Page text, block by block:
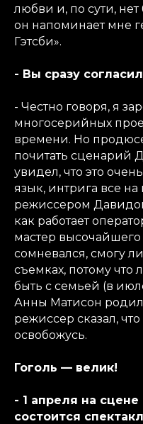
любви и, по сути,
он напоминает мне
Гэтсби».
- Вы сразу
- Честно говоря, я
многосерийных
времени. Но
почитать сценарий
увидел, что это
язык, интрига все на
режиссером
как работает
мастер высочайшего
сомневался, смогу
съемках, потому что
быть с семьей (в
Анны Матисон
режиссер сказал,
освобожусь.
Гоголь — велик!
- 1 апреля на
состоится